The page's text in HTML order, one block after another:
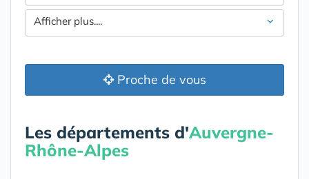
Afficher plus....
Proche de vous
Les départements d'Auvergne-
Rhône-Alpes